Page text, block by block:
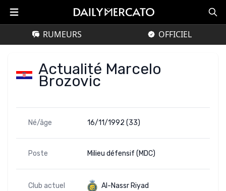
RUMEURS OFFICIEL
Actualité Marcelo
Brozovic
Né/âge 16/11/1992 (33)
Poste Milieu défensif (MDC)
Club actuel Al-Nassr Riyad